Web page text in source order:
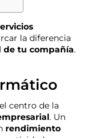
la diferencia
de tu compañía.
centro de la
. Un
rendimiento